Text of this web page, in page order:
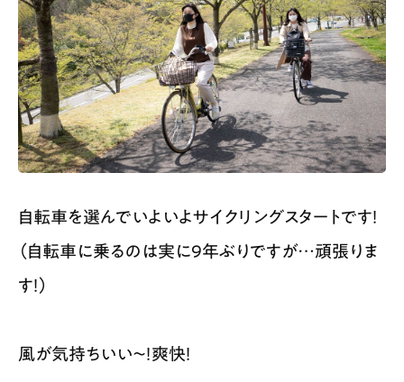
自転車を選んでいよいよサイクリングスタートです！
（自転車に乗るのは実に9年ぶりですが…頑張りま
す！）
風が気持ちいい～！爽快！